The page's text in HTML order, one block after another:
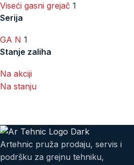
Viseći gasni grejač 1
Serija
GA N 1
Stanje zaliha
Na akciji
Na stanju
Artehnic pruža prodaju, servis i
podršku za grejnu tehniku,